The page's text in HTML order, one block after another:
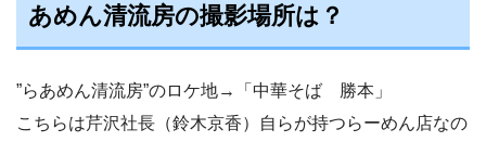
あめん清流房の撮影場所は？
”らあめん清流房”のロケ地→「中華そば 勝本」
こちらは芹沢社長（鈴木京香）自らが持つらーめん店なの